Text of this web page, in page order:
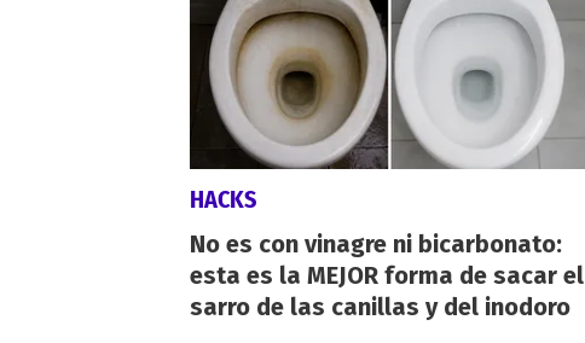
HACKS
No es con vinagre ni bicarbonato:
esta es la MEJOR forma de sacar el
sarro de las canillas y del inodoro